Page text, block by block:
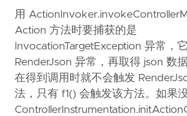
用
Action 方法时要捕获的是
InvocationTargetException 异常，
RenderJson 异常，再取得 json 数
在得到调用时就不会触发
法，只有 f1() 会触发该方法。如果